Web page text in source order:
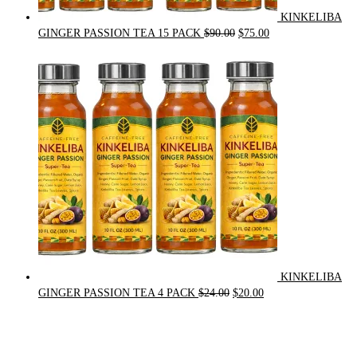
KINKELIBA
GINGER PASSION TEA 15 PACK $90.00 Original
was:
$90.00.
$75.00Current
is:
$75.00.
KINKELIBA
GINGER PASSION TEA 4 PACK $24.00 Original
$20.00Current